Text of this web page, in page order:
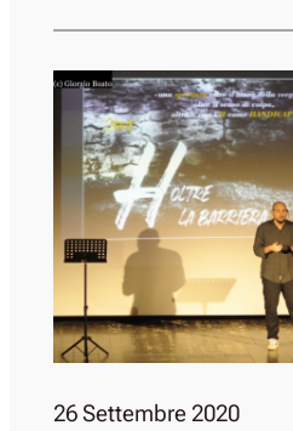
26 Settembre 2020